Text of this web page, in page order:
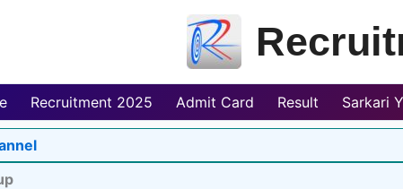
Recruitment 2025 Admit Card Result Sarkari